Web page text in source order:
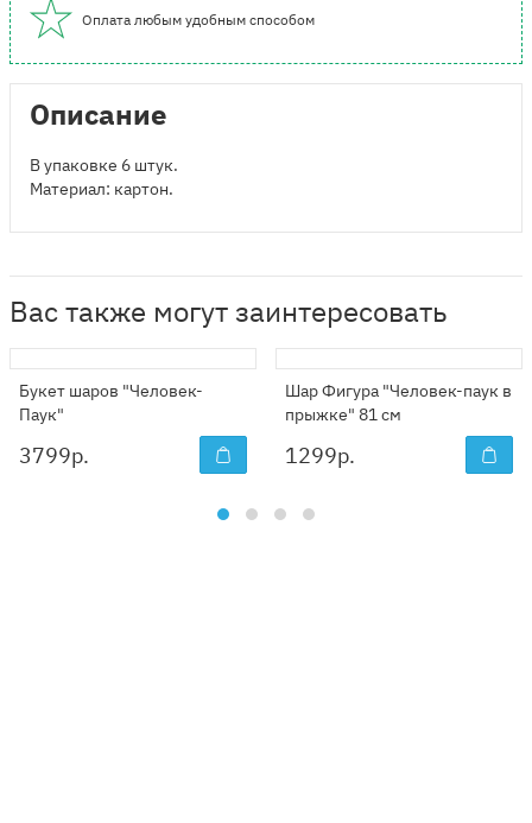
Оплата любым удобным способом
Описание
В упаковке 6 штук.
Материал: картон.
Вас также могут заинтересовать
Букет шаров "Человек-
Паук"
3799р.
Шар Фигура "Человек-паук в
прыжке" 81 см
1299р.